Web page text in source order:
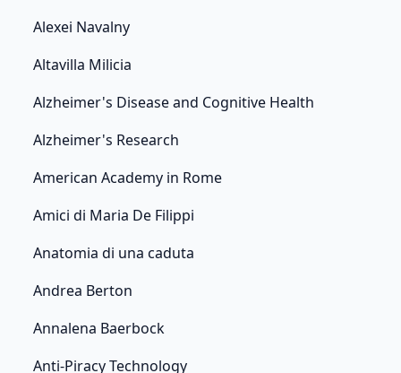
Alexei Navalny
Altavilla Milicia
Alzheimer's Disease and Cognitive Health
Alzheimer's Research
American Academy in Rome
Amici di Maria De Filippi
Anatomia di una caduta
Andrea Berton
Annalena Baerbock
Anti-Piracy Technology